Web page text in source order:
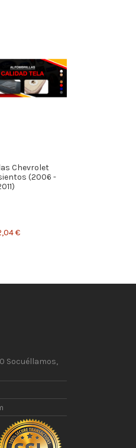
Chevrolet
(2006 -
€
Socuéllamos,